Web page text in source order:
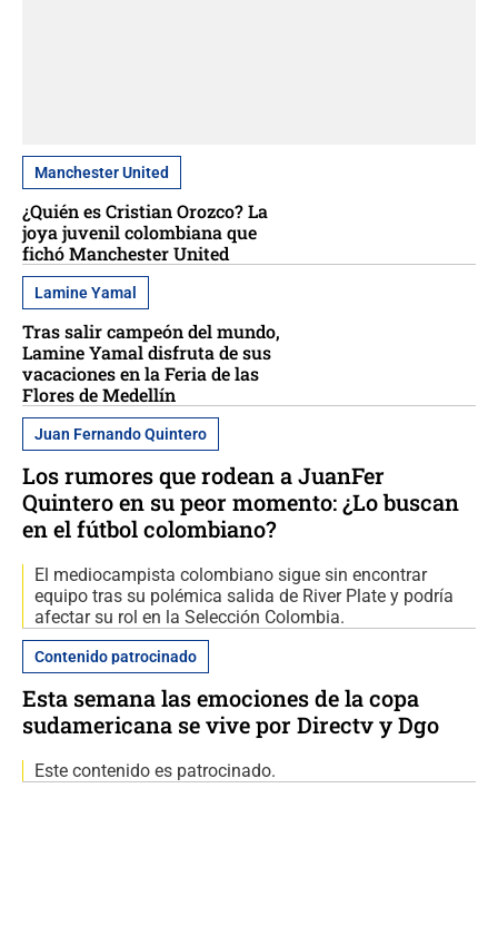
Manchester United
¿Quién es Cristian Orozco? La
joya juvenil colombiana que
fichó Manchester United
Lamine Yamal
Tras salir campeón del mundo,
Lamine Yamal disfruta de sus
vacaciones en la Feria de las
Flores de Medellín
Juan Fernando Quintero
Los rumores que rodean a JuanFer
Quintero en su peor momento: ¿Lo buscan
en el fútbol colombiano?
El mediocampista colombiano sigue sin encontrar
equipo tras su polémica salida de River Plate y podría
afectar su rol en la Selección Colombia.
Contenido patrocinado
Esta semana las emociones de la copa
sudamericana se vive por Directv y Dgo
Este contenido es patrocinado.